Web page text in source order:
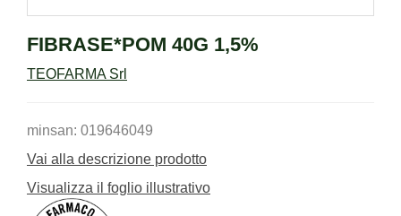
FIBRASE*POM 40G 1,5%
TEOFARMA Srl
minsan: 019646049
Vai alla descrizione prodotto
Visualizza il foglio illustrativo